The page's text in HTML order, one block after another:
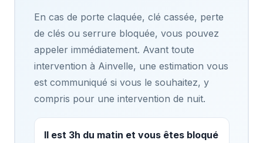
En cas de porte claquée, clé cassée, perte
de clés ou serrure bloquée, vous pouvez
appeler immédiatement. Avant toute
intervention à Ainvelle, une estimation vous
est communiqué si vous le souhaitez, y
compris pour une intervention de nuit.
Il est 3h du matin et vous êtes bloqué